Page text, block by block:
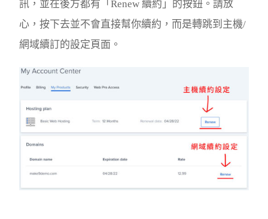
訊，並在後方都有「Renew 續約」的按鈕。請放
心，按下去並不會直接幫你續約，而是轉跳到主機/
網域續訂的設定頁面。